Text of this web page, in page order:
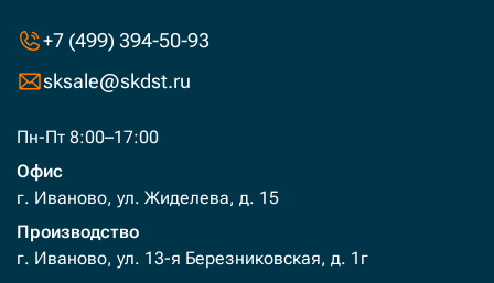
+7 (499) 394-50-93
sksale@skdst.ru
Пн-Пт 8:00–17:00
Офис
г. Иваново, ул. Жиделева, д. 15
Производство
г. Иваново, ул. 13-я Березниковская, д. 1г